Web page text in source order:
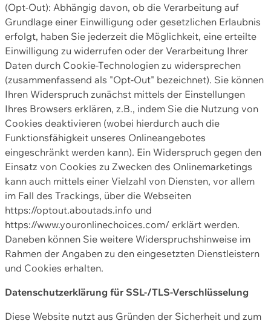
(Opt-Out): Abhängig davon, ob die Verarbeitung auf
Grundlage einer Einwilligung oder gesetzlichen Erlaubnis
erfolgt, haben Sie jederzeit die Möglichkeit, eine erteilte
Einwilligung zu widerrufen oder der Verarbeitung Ihrer
Daten durch Cookie-Technologien zu widersprechen
(zusammenfassend als "Opt-Out" bezeichnet). Sie können
Ihren Widerspruch zunächst mittels der Einstellungen
Ihres Browsers erklären, z.B., indem Sie die Nutzung von
Cookies deaktivieren (wobei hierdurch auch die
Funktionsfähigkeit unseres Onlineangebotes
eingeschränkt werden kann). Ein Widerspruch gegen den
Einsatz von Cookies zu Zwecken des Onlinemarketings
kann auch mittels einer Vielzahl von Diensten, vor allem
im Fall des Trackings, über die Webseiten
https://optout.aboutads.info und
https://www.youronlinechoices.com/ erklärt werden.
Daneben können Sie weitere Widerspruchshinweise im
Rahmen der Angaben zu den eingesetzten Dienstleistern
und Cookies erhalten.
Datenschutzerklärung für SSL-/TLS-Verschlüsselung
Diese Website nutzt aus Gründen der Sicherheit und zum